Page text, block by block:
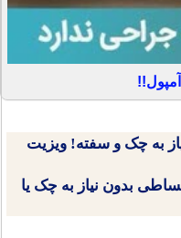
به چک و سفته! ویزیت
بدون نیاز به چک یا